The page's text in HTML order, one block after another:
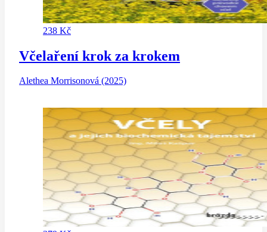
238 Kč
Včelaření krok za krokem
Alethea Morrisonová (2025)